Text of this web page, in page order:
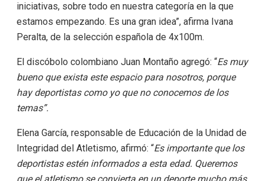
iniciativas, sobre todo en nuestra categoría en la que
estamos empezando. Es una gran idea”, afirma Ivana
Peralta, de la selección española de 4x100m.
El discóbolo colombiano Juan Montaño agregó: “Es muy
bueno que exista este espacio para nosotros, porque
hay deportistas como yo que no conocemos de los
temas”.
Elena García, responsable de Educación de la Unidad de
Integridad del Atletismo, afirmó: “Es importante que los
deportistas estén informados a esta edad. Queremos